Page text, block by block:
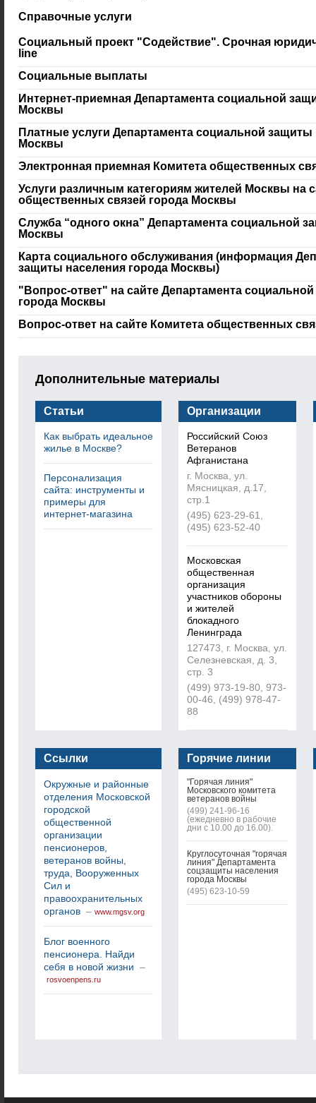
Справочные услуги
Социальный проект "Содействие". Срочная
line
Социальные выплаты
Интернет-приемная Департамента социальной
Москвы
Платные услуги Департамента социальной защиты
Москвы
Электронная приемная Комитета общественных
Услуги различным категориям жителей Москвы на
общественных связей города Москвы
Служба “одного окна” Департамента социальной
Москвы
Карта социального обслуживания (информация
защиты населения города Москвы)
"Вопрос-ответ" на сайте Департамента
города Москвы
Вопрос-ответ на сайте Комитета общественных
Дополнительные материалы
Статьи
Как выбрать идеальное
жилье в Москве?
Персонализация
сайта: инструменты и
примеры для
интернет-магазина
Организации
Российский Союз
Ветеранов
Афганистана
г. Москва, ул.
Мясницкая, д.17,
стр.1
(495) 623-29-61,
(495) 623-52-40
Московская
общественная
организация
участников обороны
и жителей
блокадного
Ленинграда
127473, г. Москва, ул.
Селезневская, д. 3,
стр. 3
(499) 973-19-80, 973-
00-46, (499) 978-47-
88
Ссылки
Окружные и районные
отделения Московской
городской
общественной
организации
пенсионеров,
ветеранов войны,
труда, Вооруженных
Сил и
правоохранительных
органов – www.mgsv.org
Блог военного
пенсионера. Найди
себя в новой жизни –
rosvoenpens.ru
Горячие линии
"Горячая линия"
Московского комитета
ветеранов войны
(499) 241-96-16
(ежедневно в рабочие
дни с 10.00 до 16.00).
Круглосуточная "горячая
линия" Департамента
соцзащиты населения
города Москвы
(495) 623-10-59